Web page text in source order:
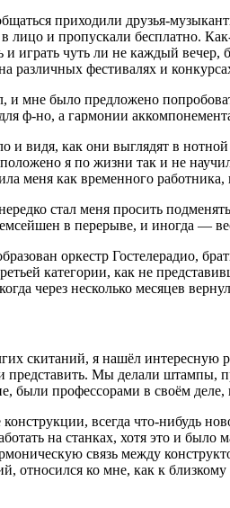
приходили друзья-
в лицо и пропускали бесплатно.
и играть чуть ли не каждый
различных фестивалях и
мне было предложено
ф-но, а гармонии
и видя, как они выглядят в
я по жизни так и не
меня как временного
стал меня просить
в перерыве, и иногда —
оркестр Гостелерадио,
категории, как не
через несколько месяцев
скитаний, я нашёл
представить. Мы делали штампы,
были профессорами в своём
всегда что-нибудь
на станках, хотя это и
связь между
относился ко мне, как к